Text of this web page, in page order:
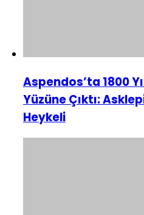
Aspendos’ta 1800
Yüzüne Çıktı:
Heykeli